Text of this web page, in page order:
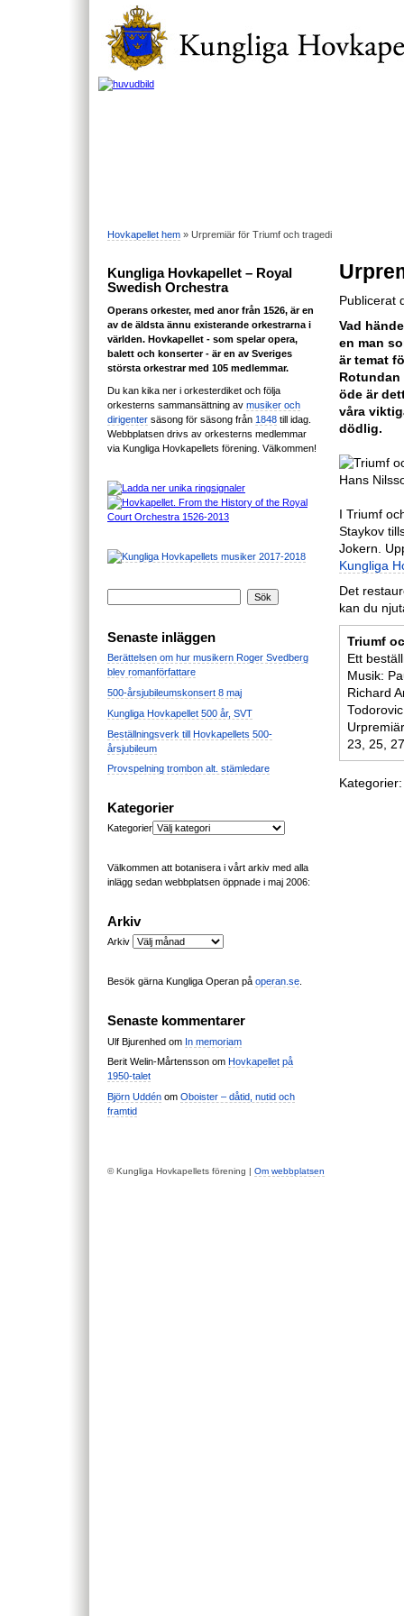
Hovkapellet hem » Urpremiär för Triumf och tragedi
Kungliga Hovkapellet – Royal
Swedish Orchestra
Operans orkester, med anor från 1526, är en
av de äldsta ännu existerande orkestrarna i
världen. Hovkapellet - som spelar opera,
balett och konserter - är en av Sveriges
största orkestrar med 105 medlemmar.
Du kan kika ner i orkesterdiket och följa
orkesterns sammansättning av musiker och
dirigenter säsong för säsong från 1848 till idag.
Webbplatsen drivs av orkesterns medlemmar
via Kungliga Hovkapellets förening. Välkommen!
Senaste inläggen
Berättelsen om hur musikern Roger Svedberg
blev romanförfattare
500-årsjubileumskonsert 8 maj
Kungliga Hovkapellet 500 år, SVT
Beställningsverk till Hovkapellets 500-
årsjubileum
Provspelning trombon alt. stämledare
Kategorier
Kategorier
Välkommen att botanisera i vårt arkiv med alla
inlägg sedan webbplatsen öppnade i maj 2006:
Arkiv
Arkiv
Besök gärna Kungliga Operan på operan.se
Senaste kommentarer
Ulf Bjurenhed om In memoriam
Berit Welin-Mårtensson om Hovkapellet på
1950-talet
Björn Uddén om Oboister – dåtid, nutid och
framtid
Publicerat
Vad
en man
är temat
öde är
våra
dödlig.
I Triumf
Staykov
Jokern.
Kungliga
Det
kan du
Triumf
Ett
Musik:
Richard
23, 25,
Kategorier:
© Kungliga Hovkapellets förening | Om webbplatsen